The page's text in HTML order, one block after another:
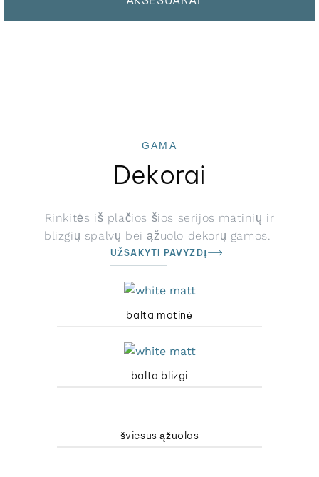
Dekorai
GAMA
Rinkitės iš plačios šios serijos matinių ir
blizgių spalvų bei ąžuolo dekorų gamos.
balta matinė
balta blizgi
šviesus ąžuolas
UŽSAKYTI PAVYZDĮ